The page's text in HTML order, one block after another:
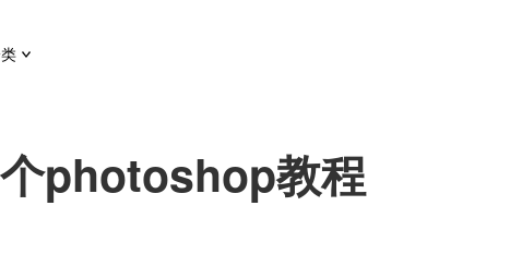
photoshop教程